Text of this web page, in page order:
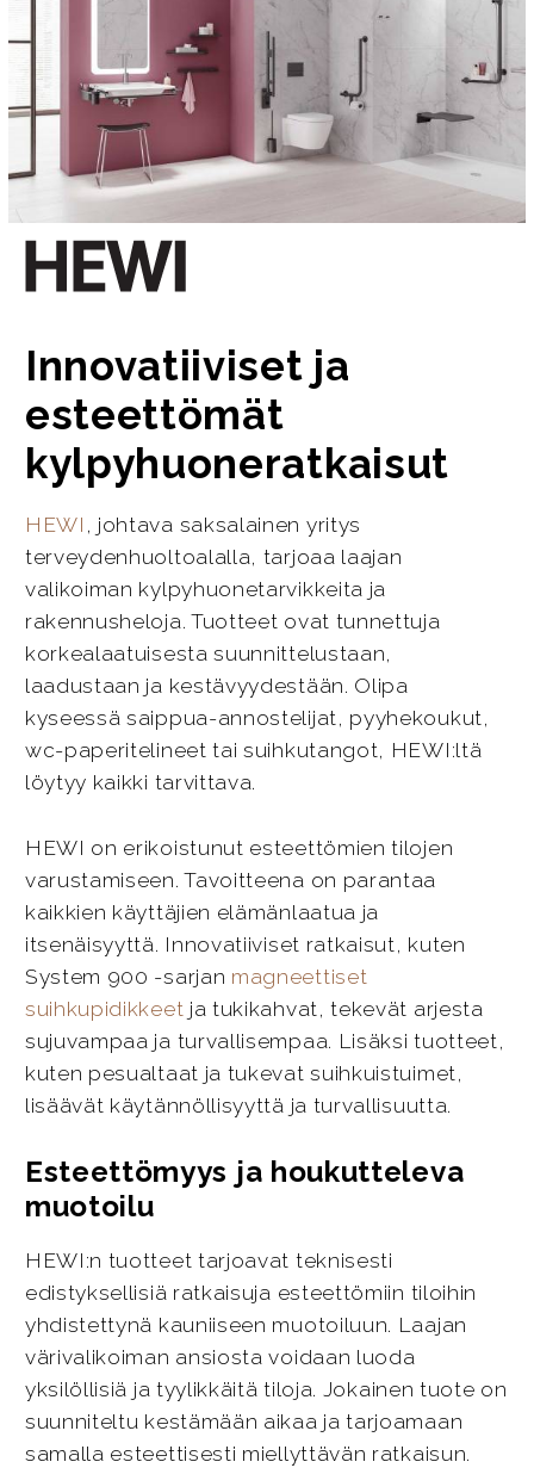
Innovatiiviset ja
esteettömät
kylpyhuoneratkaisut
HEWI , johtava saksalainen yritys
terveydenhuoltoalalla, tarjoaa laajan
valikoiman kylpyhuonetarvikkeita ja
rakennusheloja. Tuotteet ovat tunnettuja
korkealaatuisesta suunnittelustaan,
laadustaan ja kestävyydestään. Olipa
kyseessä saippua-annostelijat, pyyhekoukut,
wc-paperitelineet tai suihkutangot, HEWI:ltä
löytyy kaikki tarvittava.
HEWI on erikoistunut esteettömien tilojen
varustamiseen. Tavoitteena on parantaa
kaikkien käyttäjien elämänlaatua ja
itsenäisyyttä. Innovatiiviset ratkaisut, kuten
System 900 -sarjan magneettiset
suihkupidikkeet ja tukikahvat, tekevät arjesta
sujuvampaa ja turvallisempaa. Lisäksi tuotteet,
kuten pesualtaat ja tukevat suihkuistuimet,
lisäävät käytännöllisyyttä ja turvallisuutta.
Esteettömyys ja houkutteleva
muotoilu
HEWI:n tuotteet tarjoavat teknisesti
edistyksellisiä ratkaisuja esteettömiin tiloihin
yhdistettynä kauniiseen muotoiluun. Laajan
värivalikoiman ansiosta voidaan luoda
yksilöllisiä ja tyylikkäitä tiloja. Jokainen tuote on
suunniteltu kestämään aikaa ja tarjoamaan
samalla esteettisesti miellyttävän ratkaisun.